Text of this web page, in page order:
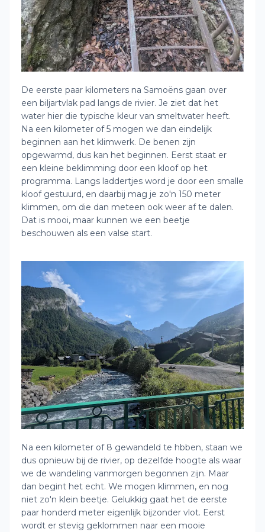
De eerste paar kilometers na Samoëns gaan over
een biljartvlak pad langs de rivier. Je ziet dat het
water hier die typische kleur van smeltwater heeft.
Na een kilometer of 5 mogen we dan eindelijk
beginnen aan het klimwerk. De benen zijn
opgewarmd, dus kan het beginnen. Eerst staat er
een kleine beklimming door een kloof op het
programma. Langs laddertjes word je door een smalle
kloof gestuurd, en daarbij mag je zo'n 150 meter
klimmen, om die dan meteen ook weer af te dalen.
Dat is mooi, maar kunnen we een beetje
beschouwen als een valse start.
Na een kilometer of 8 gewandeld te hbben, staan we
dus opnieuw bij de rivier, op dezelfde hoogte als waar
we de wandeling vanmorgen begonnen zijn. Maar
dan begint het echt. We mogen klimmen, en nog
niet zo'n klein beetje. Gelukkig gaat het de eerste
paar honderd meter eigenlijk bijzonder vlot. Eerst
wordt er stevig geklommen naar een mooie